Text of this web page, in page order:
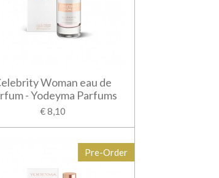
Woman eau de
- Yodeyma Parfums
€ 8,10
Pre-Order